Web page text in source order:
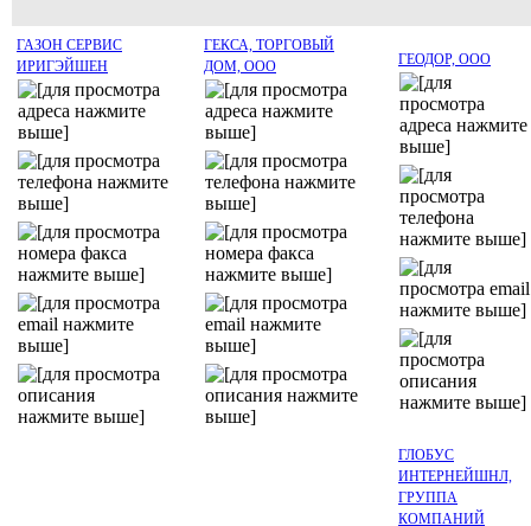
ГАЗОН СЕРВИС
ИРИГЭЙШЕН
ГЕКСА, ТОРГОВЫЙ
ДОМ, ООО
ГЕОДОР, ООО
ГЛОБУС
ИНТЕРНЕЙШНЛ,
ГРУППА
КОМПАНИЙ